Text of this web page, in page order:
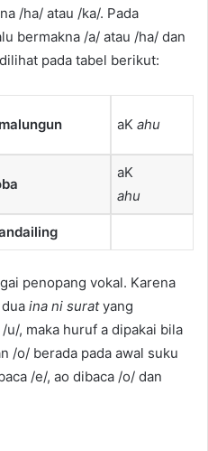
/ha/ atau /ka/. Pada
bermakna /a/ atau /ha/ dan
pada tabel berikut:
aK ahu
aK
ahu
penopang vokal. Karena
ina ni suratyang
, maka huruf a dipakai bila
/o/ berada pada awal suku
/e/, ao dibaca /o/ dan